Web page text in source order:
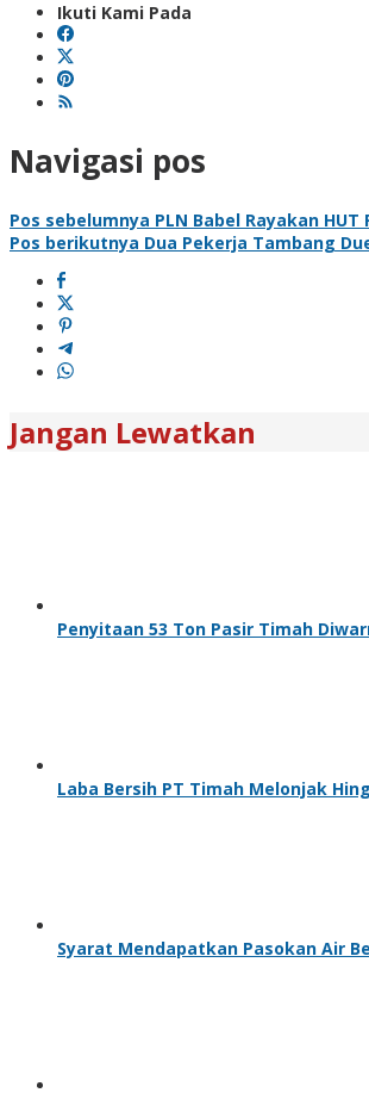
Ikuti Kami Pada
Navigasi pos
Pos sebelumnya PLN Babel Rayakan
Pos berikutnya Dua Pekerja Tambang
Jangan Lewatkan
Penyitaan 53 Ton Pasir Timah
Laba Bersih PT Timah Melonjak
Syarat Mendapatkan Pasokan Air